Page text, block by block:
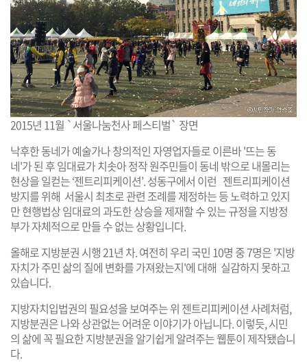
2015년 11월 `서울나눔천사 페스티벌` 장면
낙후한 동네가 예술가나 창의적인 자영업자들로 이른바 '뜨는 동
네'가 된 후 임대료가 치솟아 정작 원주민들이 동네 밖으로 내몰리는
현상을 일컫는 ‘젠트리피케이션’. 성동구에서 이런 젠트리피케이션
방지를 위해 서울시 최초로 관련 조례를 제정하는 등 노력하고 있지
만 현행법상 임대료의 과도한 상승을 제재할 수 있는 규정을 지방정
부가 자체적으로 만들 수 없는 상황입니다.
올해로 지방분권 시행 21년 차. 여전히 우리 국민 10명 중 7명은 '지방
자치가 주민 삶의 질에 변화를 가져왔는지'에 대해 실감하지 못하고
있습니다.
지방자치입법권의 필요성을 보여주는 위 젠트리피케이션 사례처럼,
지방분권은 나와 상관없는 어려운 이야기가 아닙니다. 이렇듯, 시민
의 삶에 꼭 필요한 지방분권을 알기쉽게 알려주는 웹툰이 제작됐습니
다.